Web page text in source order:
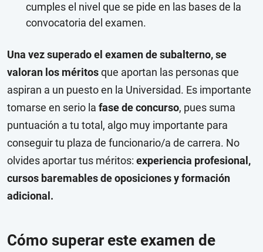
cumples el nivel que se pide en las bases de la
convocatoria del examen.
Una vez superado el examen de subalterno, se
valoran los méritosque aportan las personas que
aspiran a un puesto en la Universidad. Es importante
tomarse en serio la fase de concurso, pues suma
puntuación a tu total, algo muy importante para
conseguir tu plaza de funcionario/a de carrera. No
olvides aportar tus méritos: experiencia profesional,
cursos baremables de oposiciones y formación
adicional.
Cómo superar este examen de